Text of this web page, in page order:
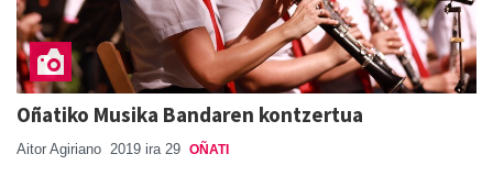
Oñatiko Musika Bandaren kontzertua
Aitor Agiriano 2019 ira 29 OÑATI